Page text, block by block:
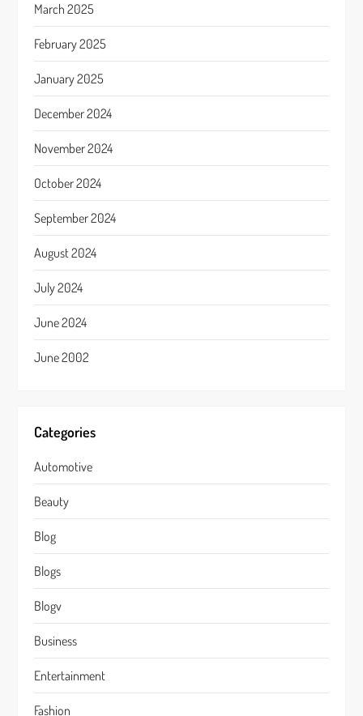
March 2025
February 2025
January 2025
December 2024
November 2024
October 2024
September 2024
August 2024
July 2024
June 2024
June 2002
Categories
Automotive
Beauty
Blog
Blogs
Blogv
Business
Entertainment
Fashion